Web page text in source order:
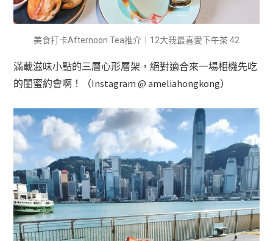
美食打卡Afternoon Tea推介｜12大我最喜愛下午茶 42
滿載滋味小點的三層心形層架，絕對適合來一場相機先吃
的閨蜜約會啊！（Instagram @ ameliahongkong）